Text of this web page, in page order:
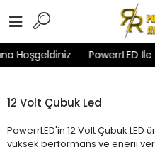
Hoşgeldiniz PowerrLED İle
12 Volt Çubuk Led
PowerrLED'in 12 Volt Çubuk
yüksek performans ve enerji